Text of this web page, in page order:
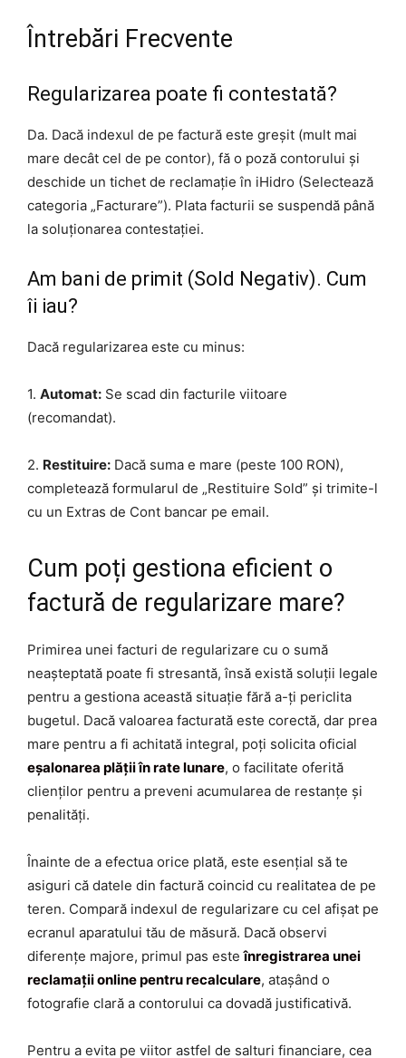
Întrebări Frecvente
Regularizarea poate fi contestată?
Da. Dacă indexul de pe factură este greșit (mult mai
mare decât cel de pe contor), fă o poză contorului și
deschide un tichet de reclamație în iHidro (Selectează
categoria „Facturare”). Plata facturii se suspendă până
la soluționarea contestației.
Am bani de primit (Sold Negativ). Cum
îi iau?
Dacă regularizarea este cu minus:
1. Automat: Se scad din facturile viitoare
(recomandat).
2. Restituire: Dacă suma e mare (peste 100 RON),
completează formularul de „Restituire Sold” și trimite-l
cu un Extras de Cont bancar pe email.
Cum poți gestiona eficient o
factură de regularizare mare?
Primirea unei facturi de regularizare cu o sumă
neașteptată poate fi stresantă, însă există soluții legale
pentru a gestiona această situație fără a-ți periclita
bugetul. Dacă valoarea facturată este corectă, dar prea
mare pentru a fi achitată integral, poți solicita oficial
eșalonarea plății în rate lunare, o facilitate oferită
clienților pentru a preveni acumularea de restanțe și
penalități.
Înainte de a efectua orice plată, este esențial să te
asiguri că datele din factură coincid cu realitatea de pe
teren. Compară indexul de regularizare cu cel afișat pe
ecranul aparatului tău de măsură. Dacă observi
diferențe majore, primul pas esteînregistrarea unei
reclamații online pentru recalculare, atașând o
fotografie clară a contorului ca dovadă justificativă.
Pentru a evita pe viitor astfel de salturi financiare, cea